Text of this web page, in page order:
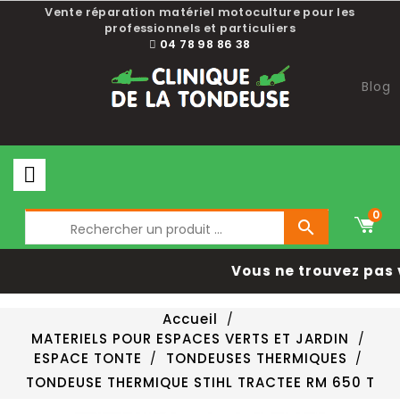
Vente réparation matériel motoculture pour les
professionnels et particuliers
04 78 98 86 38
Blog

0
Vous ne trouvez
Accueil
MATERIELS POUR ESPACES VERTS ET JARDIN
ESPACE TONTE
TONDEUSES THERMIQUES
TONDEUSE THERMIQUE STIHL TRACTEE RM 650 T